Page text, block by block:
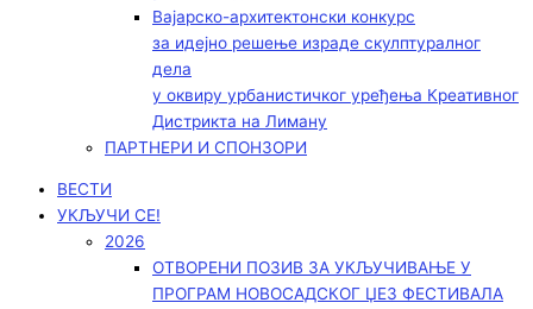
Вајарско-архитектонски конкурс
за идејно решење израде скулптуралног
дела
у оквиру урбанистичког уређења Креативног
Дистрикта на Лиману
ПАРТНЕРИ И СПОНЗОРИ
ВЕСТИ
УКЉУЧИ СЕ!
2026
ОТВОРЕНИ ПОЗИВ ЗА УКЉУЧИВАЊЕ У
ПРОГРАМ НОВОСАДСКОГ ЏЕЗ ФЕСТИВАЛА